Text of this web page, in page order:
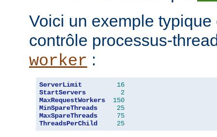
Voici un exemple
contrôle processus-
worker :
ServerLimit
16
StartServers
2
MaxRequestWorkers
150
MinSpareThreads
25
MaxSpareThreads
75
ThreadsPerChild
25